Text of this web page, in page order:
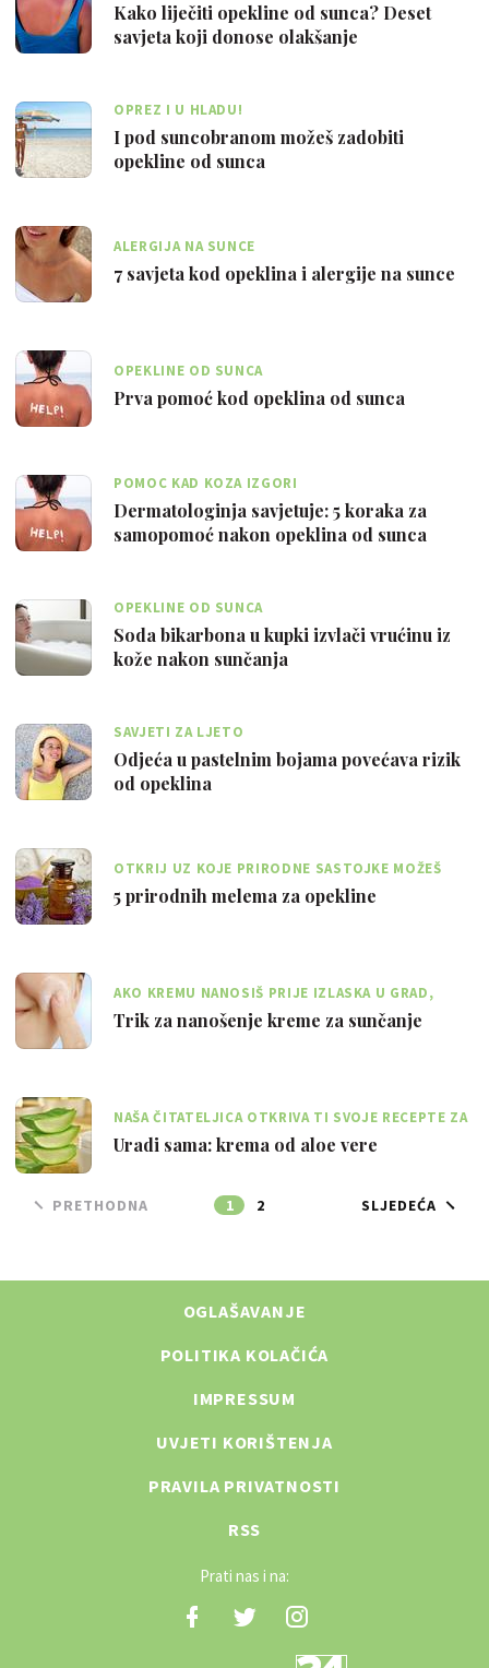
Kako liječiti opekline od sunca? Deset
savjeta koji donose olakšanje
OPREZ I U HLADU!
I pod suncobranom možeš zadobiti
opekline od sunca
ALERGIJA NA SUNCE
7 savjeta kod opeklina i alergije na sunce
OPEKLINE OD SUNCA
Prva pomoć kod opeklina od sunca
POMOC KAD KOZA IZGORI
Dermatologinja savjetuje: 5 koraka za
samopomoć nakon opeklina od sunca
OPEKLINE OD SUNCA
Soda bikarbona u kupki izvlači vrućinu iz
kože nakon sunčanja
SAVJETI ZA LJETO
Odjeća u pastelnim bojama povećava rizik
od opeklina
OTKRIJ UZ KOJE PRIRODNE SASTOJKE MOŽEŠ
UBLAŽITI TEGOBE PRI NASTANKU OPEKLINA
5 prirodnih melema za opekline
AKO KREMU NANOSIŠ PRIJE IZLASKA U GRAD,
POMIJEŠAJ JE S TEKUĆIM PUDEROM
Trik za nanošenje kreme za sunčanje
NAŠA ČITATELJICA OTKRIVA TI SVOJE RECEPTE ZA
PRIRODNA ULJA ZA SUNČANJE
Uradi sama: krema od aloe vere
PRETHODNA 1 2 SLJEDEĆA
OGLAŠAVANJE
POLITIKA KOLAČIĆA
IMPRESSUM
UVJETI KORIŠTENJA
PRAVILA PRIVATNOSTI
RSS
Prati nas i na: